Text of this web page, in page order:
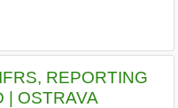
REPORTING
| OSTRAVA